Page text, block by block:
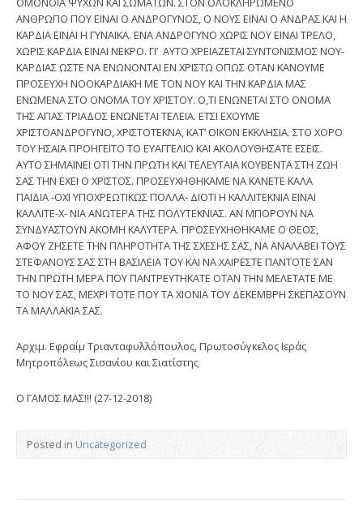
ΑΝΘΡΩΠΟ ΠΟΥ ΕΙΝΑΙ Ο ΑΝΔΡΟΓΥΝΟΣ, Ο ΝΟΥΣ ΕΙΝΑΙ Ο ΑΝΔΡΑΣ ΚΑΙ Η
ΚΑΡΔΙΑ ΕΙΝΑΙ Η ΓΥΝΑΙΚΑ. ΕΝΑ ΑΝΔΡΟΓΥΝΟ ΧΩΡΙΣ ΝΟΥ ΕΙΝΑΙ ΤΡΕΛΟ,
ΧΩΡΙΣ ΚΑΡΔΙΑ ΕΙΝΑΙ ΝΕΚΡΟ. ΓΙ’ ΑΥΤΟ ΧΡΕΙΑΖΕΤΑΙ ΣΥΝΤΟΝΙΣΜΟΣ ΝΟΥ-
ΚΑΡΔΙΑΣ ΩΣΤΕ ΝΑ ΕΝΩΝΟΝΤΑΙ ΕΝ ΧΡΙΣΤΩ ΟΠΩΣ ΟΤΑΝ ΚΑΝΟΥΜΕ
ΠΡΟΣΕΥΧΗ ΝΟΟΚΑΡΔΙΑΚΗ ΜΕ ΤΟΝ ΝΟΥ ΚΑΙ ΤΗΝ ΚΑΡΔΙΑ ΜΑΣ
ΕΝΩΜΕΝΑ ΣΤΟ ΟΝΟΜΑ ΤΟΥ ΧΡΙΣΤΟΥ. Ο,ΤΙ ΕΝΩΝΕΤΑΙ ΣΤΟ ΟΝΟΜΑ
ΤΗΣ ΑΓΙΑΣ ΤΡΙΑΔΟΣ ΕΝΩΝΕΤΑΙ ΤΕΛΕΙΑ. ΕΤΣΙ ΕΧΟΥΜΕ
ΧΡΙΣΤΟΑΝΔΡΟΓΥΝΟ, ΧΡΙΣΤΟΤΕΚΝΑ, ΚΑΤ’ ΟΙΚΟΝ ΕΚΚΛΗΣΙΑ. ΣΤΟ ΧΟΡΟ
ΤΟΥ ΗΣΑΪΑ ΠΡΟΗΓΕΙΤΟ ΤΟ ΕΥΑΓΓΕΛΙΟ ΚΑΙ ΑΚΟΛΟΥΘΗΣΑΤΕ ΕΣΕΙΣ.
ΑΥΤΟ ΣΗΜΑΙΝΕΙ ΟΤΙ ΤΗΝ ΠΡΩΤΗ ΚΑΙ ΤΕΛΕΥΤΑΙΑ ΚΟΥΒΕΝΤΑ ΣΤΗ ΖΩΗ
ΣΑΣ ΤΗΝ ΕΧΕΙ Ο ΧΡΙΣΤΟΣ. ΠΡΟΣΕΥΧΗΘΗΚΑΜΕ ΝΑ ΚΑΝΕΤΕ ΚΑΛΑ
ΠΑΙΔΙΑ -ΟΧΙ ΥΠΟΧΡΕΩΤΙΚΩΣ ΠΟΛΛΑ- ΔΙΟΤΙ Η ΚΑΛΛΙΤΕΚΝΙΑ ΕΙΝΑΙ
ΚΑΛΛΙΤΕ-Χ- ΝΙΑ ΑΝΩΤΕΡΑ ΤΗΣ ΠΟΛΥΤΕΚΝΙΑΣ. ΑΝ ΜΠΟΡΟΥΝ ΝΑ
ΣΥΝΔΥΑΣΤΟΥΝ ΑΚΟΜΗ ΚΑΛΥΤΕΡΑ. ΠΡΟΣΕΥΧΗΘΗΚΑΜΕ Ο ΘΕΟΣ,
ΑΦΟΥ ΖΗΣΕΤΕ ΤΗΝ ΠΛΗΡΟΤΗΤΑ ΤΗΣ ΣΧΕΣΗΣ ΣΑΣ, ΝΑ ΑΝΑΛΑΒΕΙ ΤΟΥΣ
ΣΤΕΦΑΝΟΥΣ ΣΑΣ ΣΤΗ ΒΑΣΙΛΕΙΑ ΤΟΥ ΚΑΙ ΝΑ ΧΑΙΡΕΣΤΕ ΠΑΝΤΟΤΕ ΣΑΝ
ΤΗΝ ΠΡΩΤΗ ΜΕΡΑ ΠΟΥ ΠΑΝΤΡΕΥΤΗΚΑΤΕ ΟΤΑΝ ΤΗΝ ΜΕΛΕΤΑΤΕ ΜΕ
ΤΟ ΝΟΥ ΣΑΣ, ΜΕΧΡΙ ΤΟΤΕ ΠΟΥ ΤΑ ΧΙΟΝΙΑ ΤΟΥ ΔΕΚΕΜΒΡΗ ΣΚΕΠΑΣΟΥΝ
ΤΑ ΜΑΛΛΑΚΙΑ ΣΑΣ.
Αρχιμ. Εφραίμ Τριανταφυλλόπουλος, Πρωτοσύγκελος Ιεράς
Μητροπόλεως Σισανίου και Σιατίστης
Ο ΓΑΜΟΣ ΜΑΣ!!! (27-12-2018)
Posted in Uncategorized